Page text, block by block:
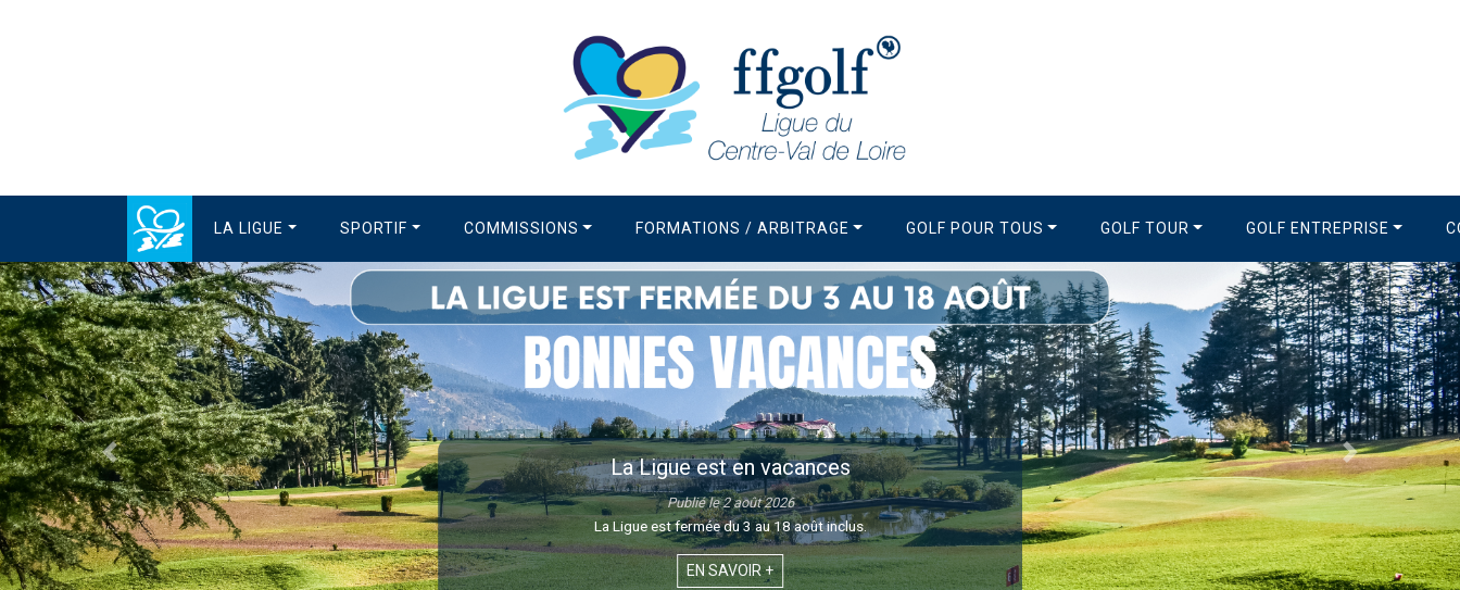
LA LIGUE SPORTIF COMMISSIONS FORMATIONS / ARBITRAGE GOLF POUR TOUS GOLF TOUR GOLF ENTREPRISE
La Newsletter de la Ligue
Publié le 1 août 2026
Retrouvez la 21ème édition de la Newsletter de la Ligue
EN SAVOIR +
Précédent Suivant